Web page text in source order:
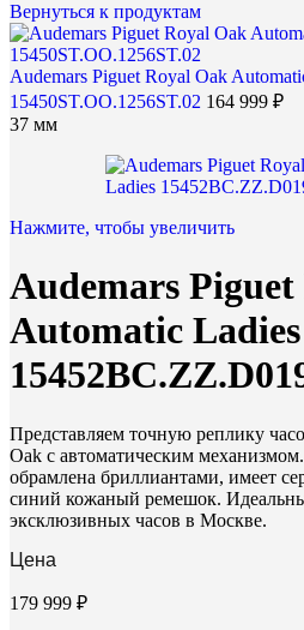
Вернуться к продуктам
Audemars Piguet Royal Oak
15450ST.OO.1256ST.02 164 999 ₽
37 мм
Нажмите, чтобы увеличить
Audemars
Automatic Ladies
Представляем точную реплику
Oak с автоматическим
обрамлена бриллиантами, имеет
синий кожаный ремешок.
эксклюзивных часов в Москве.
Цена
179 999 ₽